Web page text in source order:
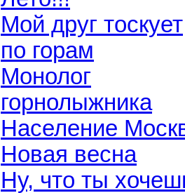
Мой друг тоскует
по горам
Монолог
горнолыжника
Население
Новая весна
Ну, что ты